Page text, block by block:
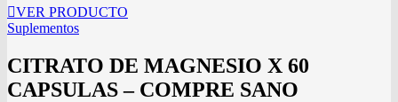
VER PRODUCTO
Suplementos
CITRATO DE MAGNESIO X 60
CAPSULAS – COMPRE SANO